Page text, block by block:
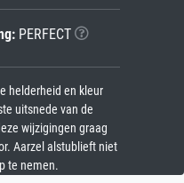
PERFECT
helderheid en kleur
uitsnede van de
wijzigingen graag
Aarzel alstublieft niet
te nemen.